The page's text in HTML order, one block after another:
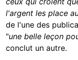
l'argent les place
de l'une des
"une belle leçon
conclut un autre.